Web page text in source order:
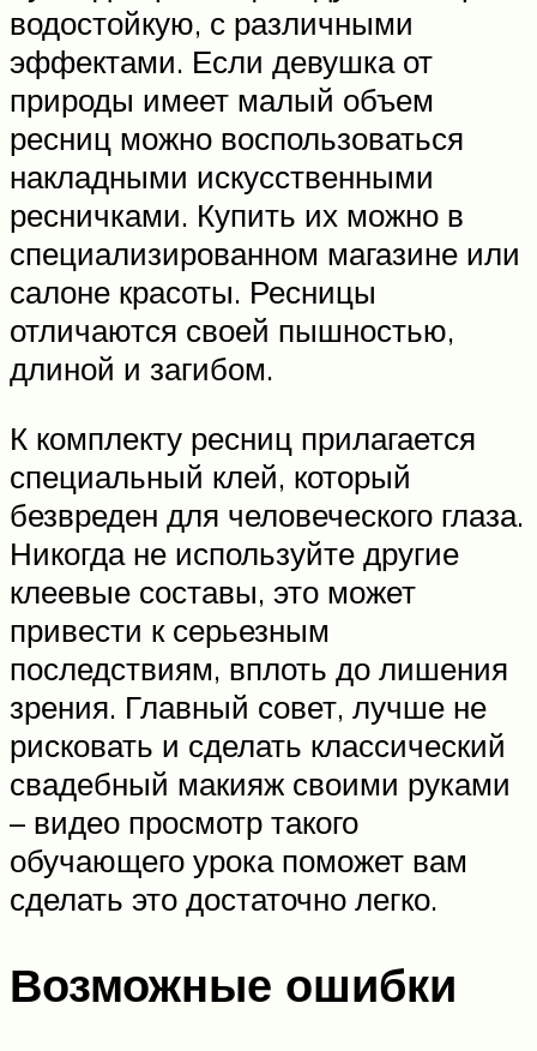
водостойкую, с различными
эффектами. Если девушка от
природы имеет малый объем
ресниц можно воспользоваться
накладными искусственными
ресничками. Купить их можно в
специализированном магазине или
салоне красоты. Ресницы
отличаются своей пышностью,
длиной и загибом.
К комплекту ресниц прилагается
специальный клей, который
безвреден для человеческого глаза.
Никогда не используйте другие
клеевые составы, это может
привести к серьезным
последствиям, вплоть до лишения
зрения. Главный совет, лучше не
рисковать и сделать классический
свадебный макияж своими руками
– видео просмотр такого
обучающего урока поможет вам
сделать это достаточно легко.
Возможные ошибки